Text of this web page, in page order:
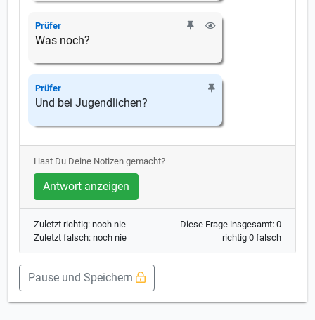
Prüfer
Was noch?
Prüfer
Und bei Jugendlichen?
Hast Du Deine Notizen gemacht?
Antwort anzeigen
Zuletzt richtig: noch nie
Zuletzt falsch: noch nie
Diese Frage insgesamt: 0
richtig 0 falsch
Pause und Speichern